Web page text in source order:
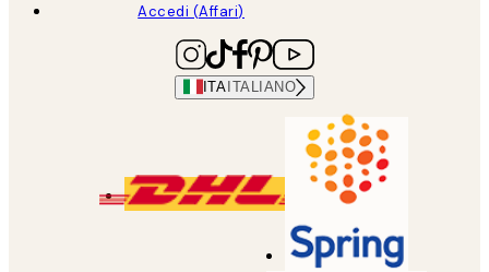
Accedi (Affari)
ITA ITALIANO